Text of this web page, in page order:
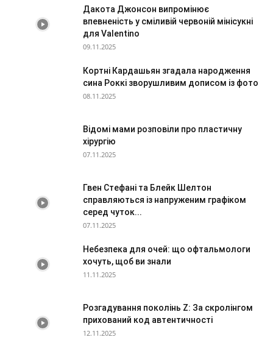
Дакота Джонсон випромінює
впевненість у сміливій червоній мінісукні
для Valentino
09.11.2025
Кортні Кардашьян згадала народження
сина Роккі зворушливим дописом із фото
08.11.2025
Відомі мами розповіли про пластичну
хірургію
07.11.2025
Гвен Стефані та Блейк Шелтон
справляються із напруженим графіком
серед чуток...
07.11.2025
Небезпека для очей: що офтальмологи
хочуть, щоб ви знали
11.11.2025
Розгадування поколінь Z: За скролінгом
прихований код автентичності
12.11.2025